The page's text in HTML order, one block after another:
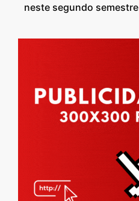
neste segundo semestre